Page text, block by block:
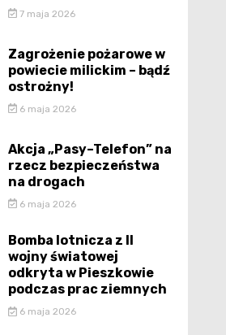
7 maja 2026
Zagrożenie pożarowe w
powiecie milickim – bądź
ostrożny!
6 maja 2026
Akcja „Pasy–Telefon” na
rzecz bezpieczeństwa
na drogach
6 maja 2026
Bomba lotnicza z II
wojny światowej
odkryta w Pieszkowie
podczas prac ziemnych
6 maja 2026